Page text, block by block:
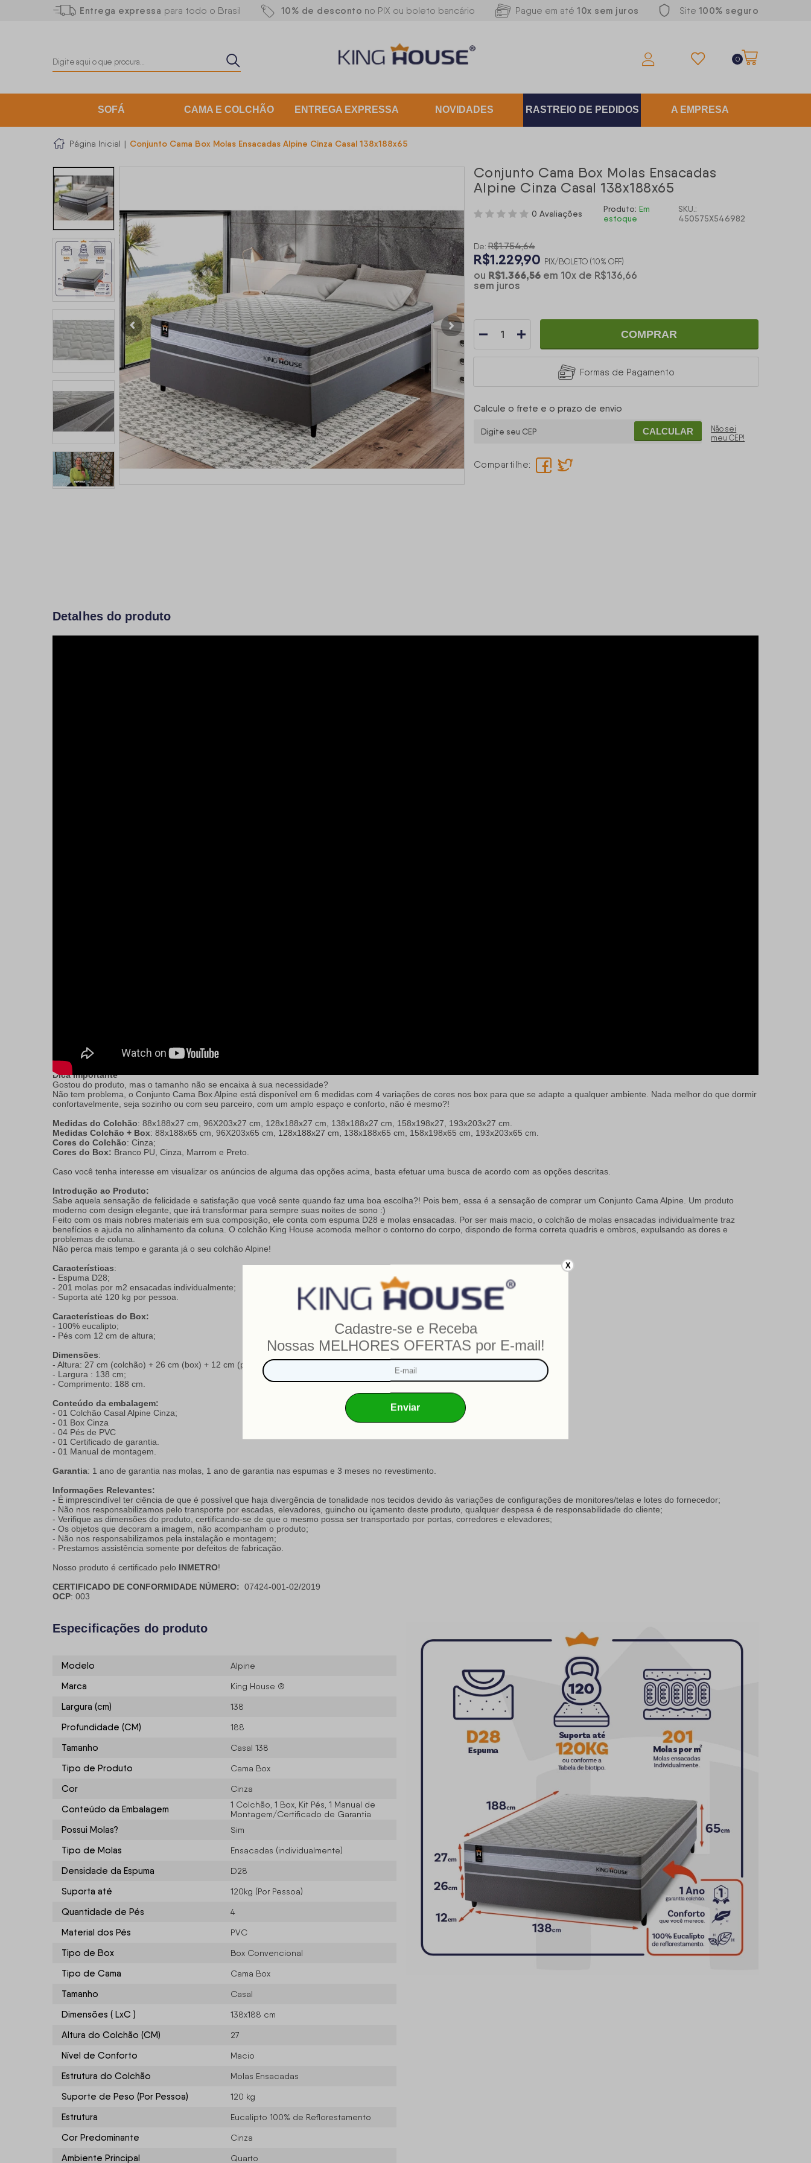
Entrega expressa para todo o Brasil 10% de desconto no PIX ou boleto bancário Pague em até 10x sem juros Site 100% seguro
0
SOFÁ CAMA E COLCHÃO ENTREGA EXPRESSA NOVIDADES RASTREIO DE PEDIDOS A EMPRESA
Página Inicial | Conjunto Cama Box Molas Ensacadas Alpine Cinza Casal 138x188x65
Conjunto Cama Box Molas Ensacadas
Alpine Cinza Casal 138x188x65
0 Avaliações Produto: Em
estoque
SKU.:
450575X546982
De: R$1.754,64
R$1.229,90 PIX/BOLETO (10% OFF)
ou R$1.366,56em 10xde R$136,66
sem juros
COMPRAR
Formas de Pagamento
Calcule o frete e o prazo de envio
CALCULAR
Não sei
meu CEP!
Compartilhe:
Detalhes do produto
Dica Importante
Gostou do produto, mas o tamanho não se encaixa à sua necessidade?
Não tem problema, o Conjunto Cama Box Alpine está disponível em 6 medidas com 4 variações de cores nos box para que se adapte a qualquer ambiente. Nada melhor do que dormir
confortavelmente, seja sozinho ou com seu parceiro, com um amplo espaço e conforto, não é mesmo?!
Medidas do Colchão: 88x188x27 cm, 96X203x27 cm, 128x188x27 cm, 138x188x27 cm, 158x198x27, 193x203x27 cm.
Medidas Colchão + Box: 88x188x65 cm, 96X203x65 cm, 128x188x27 cm, 138x188x65 cm, 158x198x65 cm, 193x203x65 cm.
Cores do Colchão: Cinza;
Cores do Box: Branco PU, Cinza, Marrom e Preto.
Caso você tenha interesse em visualizar os anúncios de alguma das opções acima, basta efetuar uma busca de acordo com as opções descritas.
Introdução ao Produto:
Sabe aquela sensação de felicidade e satisfação que você sente quando faz uma boa escolha?! Pois bem, essa é a sensação de comprar um Conjunto Cama Alpine. Um produto
moderno com design elegante, que irá transformar para sempre suas noites de sono :)
Feito com os mais nobres materiais em sua composição, ele conta com espuma D28 e molas ensacadas. Por ser mais macio, o colchão de molas ensacadas individualmente traz
benefícios e ajuda no alinhamento da coluna. O colchão King House acomoda melhor o contorno do corpo, dispondo de forma correta quadris e ombros, expulsando as dores e
problemas de coluna.
Não perca mais tempo e garanta já o seu colchão Alpine!
Características:
- Espuma D28;
- 201 molas por m2 ensacadas individualmente;
- Suporta até 120 kg por pessoa.
Características do Box:
- 100% eucalipto;
- Pés com 12 cm de altura;
Dimensões:
- Altura: 27 cm (colchão) + 26 cm (box) + 12 cm (pés) = 65 cm de altura;
- Largura : 138 cm;
- Comprimento: 188 cm.
Conteúdo da embalagem:
- 01 Colchão Casal Alpine Cinza;
- 01 Box Cinza
- 04 Pés de PVC
- 01 Certificado de garantia.
- 01 Manual de montagem.
Garantia: 1 ano de garantia nas molas, 1 ano de garantia nas espumas e 3 meses no revestimento.
Informações Relevantes:
- É imprescindível ter ciência de que é possível que haja divergência de tonalidade nos tecidos devido às variações de configurações de monitores/telas e lotes do fornecedor;
- Não nos responsabilizamos pelo transporte por escadas, elevadores, guincho ou içamento deste produto, qualquer despesa é de responsabilidade do cliente;
- Verifique as dimensões do produto, certificando-se de que o mesmo possa ser transportado por portas, corredores e elevadores;
- Os objetos que decoram a imagem, não acompanham o produto;
- Não nos responsabilizamos pela instalação e montagem;
- Prestamos assistência somente por defeitos de fabricação.
Nosso produto é certificado pelo INMETRO!
CERTIFICADO DE CONFORMIDADE NÚMERO: 07424-001-02/2019
OCP: 003
Especificações do produto
Modelo Alpine
Marca King House ®
Largura (cm) 138
Profundidade (CM) 188
Tamanho Casal 138
Tipo de Produto Cama Box
Cor Cinza
Conteúdo da Embalagem
1 Colchão, 1 Box, Kit Pés, 1 Manual de
Montagem/Certificado de Garantia
Possui Molas? Sim
Tipo de Molas Ensacadas (individualmente)
Densidade da Espuma D28
Suporta até 120kg (Por Pessoa)
Quantidade de Pés 4
Material dos Pés PVC
Tipo de Box Box Convencional
Tipo de Cama Cama Box
Tamanho Casal
Dimensões ( LxC ) 138x188 cm
Altura do Colchão (CM) 27
Nível de Conforto Macio
Estrutura do Colchão Molas Ensacadas
Suporte de Peso (Por Pessoa) 120 kg
Estrutura Eucalipto 100% de Reflorestamento
Cor Predominante Cinza
Ambiente Principal Quarto
X